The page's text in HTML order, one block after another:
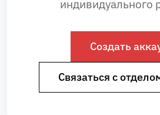
индивидуального
Создать
Связаться с